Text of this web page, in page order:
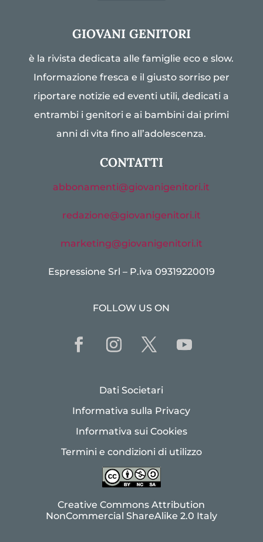
GIOVANI GENITORI
è la rivista dedicata alle famiglie eco e slow.
Informazione fresca e il giusto sorriso per
riportare notizie ed eventi utili, dedicati a
entrambi i genitori e ai bambini dai primi
anni di vita fino all’adolescenza.
CONTATTI
abbonamenti@giovanigenitori.it
redazione@giovanigenitori.it
marketing@giovanigenitori.it
Espressione Srl – P.iva 09319220019
FOLLOW US ON
Dati Societari
Informativa sulla Privacy
Informativa sui Cookies
Termini e condizioni di utilizzo
Creative Commons Attribution
NonCommercial ShareAlike 2.0 Italy